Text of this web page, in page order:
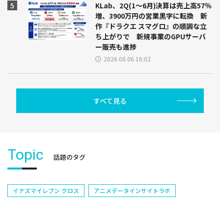
KLab、2Q(1～6月)決算は売上高57％
増、3900万円の営業黒字に転換 新
作『ドラクエ スマグロ』の順調な立
ち上がりで 新規事業のGPUサーバ
ー販売も進捗
2026.08.06 16:02
すべて見る
Topic 話題のタグ
イナズマイレブン クロス
アニメデータインサイトラボ